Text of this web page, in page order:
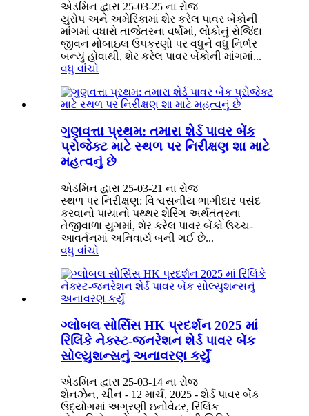
એડમિન દ્વારા 25-03-25 ના રોજ
યુરોપ અને અમેરિકામાં શેર કરેલ પાવર બેંકોની
માંગમાં વધારો તાજેતરના વર્ષોમાં, લોકોનું રોજિંદા
જીવન મોબાઇલ ઉપકરણો પર વધુને વધુ નિર્ભર
બન્યું હોવાથી, શેર કરેલ પાવર બેંકોની માંગમાં...
વધુ વાંચો
ગુણવત્તા પ્રથમ: તમારા શેર્ડ પાવર બેંક
પ્રોજેક્ટ માટે સ્થળ પર નિરીક્ષણ શા માટે
મહત્વનું છે
એડમિન દ્વારા 25-03-21 ના ​​રોજ
સ્થળ પર નિરીક્ષણ: વિશ્વસનીય ભાગીદાર પસંદ
કરવાનો પાયાનો પથ્થર શેરિંગ અર્થતંત્રના
તેજીવાળા યુગમાં, શેર કરેલ પાવર બેંકો ઉચ્ચ-
આવર્તનમાં અનિવાર્ય બની ગઈ છે...
વધુ વાંચો
ગ્લોબલ સોર્સિસ HK પ્રદર્શન 2025 માં
રિલિંકે નેક્સ્ટ-જનરેશન શેર્ડ પાવર બેંક
સોલ્યુશન્સનું અનાવરણ કર્યું
એડમિન દ્વારા 25-03-14 ના રોજ
શેનઝેન, ચીન - 12 માર્ચ, 2025 - શેર્ડ પાવર બેંક
ઉદ્યોગમાં અગ્રણી ઇનોવેટર, રિલિંક